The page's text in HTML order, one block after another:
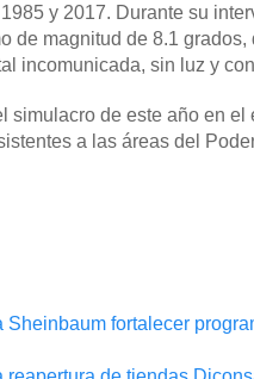
y 2017. Durante su
de magnitud de 8.1
incomunicada, sin luz y
simulacro de este año en
a las áreas del
fortalecer